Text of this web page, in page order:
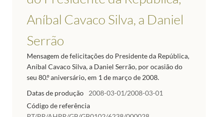
Aníbal Cavaco Silva, a Daniel
Serrão
Mensagem de felicitações do Presidente da República,
Aníbal Cavaco Silva, a Daniel Serrão, por ocasião do
seu 80.º aniversário, em 1 de março de 2008.
Datas de produção
2008-03-01/2008-03-01
Código de referência